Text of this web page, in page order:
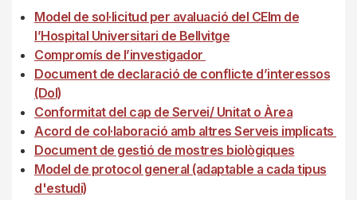
Model de sol·licitud per avaluació del CEIm de
l’Hospital Universitari de Bellvitge
Compromís de l’investigador
Document de declaració de conflicte d’interessos
(DoI)
Conformitat del cap de Servei/ Unitat o Àrea
Acord de col·laboració amb altres Serveis implicats
Document de gestió de mostres biològiques
Model de protocol general (adaptable a cada tipus
d'estudi)